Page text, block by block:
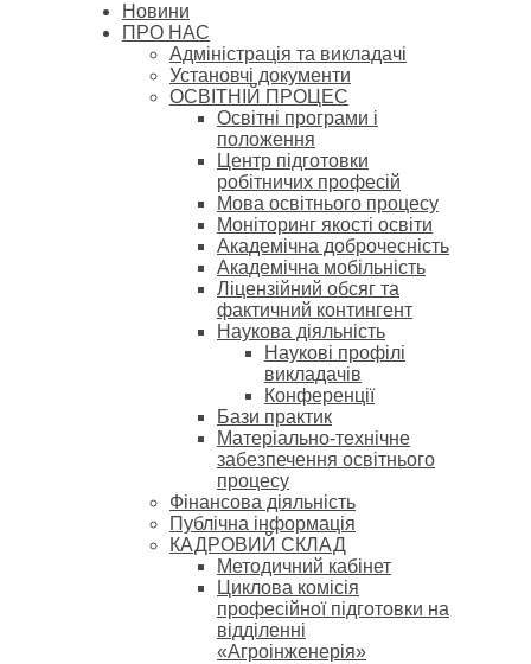
Новини
ПРО НАС
Адміністрація та викладачі
Установчі документи
ОСВІТНІЙ ПРОЦЕС
Освітні програми і
положення
Центр підготовки
робітничих професій
Мова освітнього процесу
Моніторинг якості освіти
Академічна доброчесність
Академічна мобільність
Ліцензійний обсяг та
фактичний контингент
Наукова діяльність
Наукові профілі
викладачів
Конференції
Бази практик
Матеріально-технічне
забезпечення освітнього
процесу
Фінансова діяльність
Публічна інформація
КАДРОВИЙ СКЛАД
Методичний кабінет
Циклова комісія
професійної підготовки на
відділенні
«Агроінженерія»